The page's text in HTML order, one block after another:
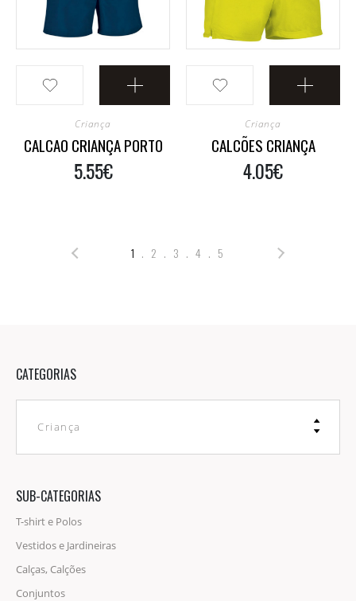
CATEGORIAS
Criança
SUB-CATEGORIAS
T-shirt e Polos
Vestidos e Jardineiras
Calças, Calções
Conjuntos
Criança
CALCAO CRIANÇA PORTO
5.55€
Criança
CALCÕES CRIANÇA
4.05€
1 . 2 . 3 . 4 . 5